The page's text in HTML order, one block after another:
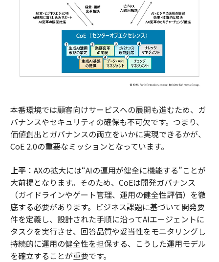
本番環境では顧客向けサービスへの展開も進むため、ガ
バナンスやセキュリティの確保も不可欠です。つまり、
価値創出とガバナンスの両立をいかに実現できるかが、
CoE 2.0の重要なミッションとなっています。
上平：AXの拡大には“AIの運用が健全に機能する”ことが
大前提となります。そのため、CoEは開発ガバナンス
（ガイドラインやゲート管理、運用の健全性評価）を徹
底する必要があります。ビジネス課題に基づいて開発要
件を定義し、設計された手順に沿ってAIエージェントに
タスクを実行させ、回答品質や妥当性をモニタリングし
持続的に運用の健全性を担保する、こうした運用モデル
を確立することが重要です。